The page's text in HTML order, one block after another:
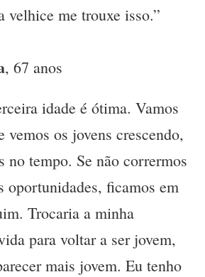
velhice me trouxe isso.”
, 67 anos
idade é ótima. Vamos
vemos os jovens crescendo,
no tempo. Se não corrermos
oportunidades, ficamos em
Trocaria a minha
para voltar a ser jovem,
mais jovem. Eu tenho